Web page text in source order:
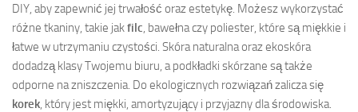
DIY, aby zapewnić jej trwałość oraz estetykę. Możesz wykorzystać
różne tkaniny, takie jakfilc , bawełna czy poliester, które są miękkie i
łatwe w utrzymaniu czystości. Skóra naturalna oraz ekoskóra
dodadzą klasy Twojemu biuru, a podkładki skórzane są także
odporne na zniszczenia. Do ekologicznych rozwiązań zalicza się
korek , który jest miękki, amortyzujący i przyjazny dla środowiska.